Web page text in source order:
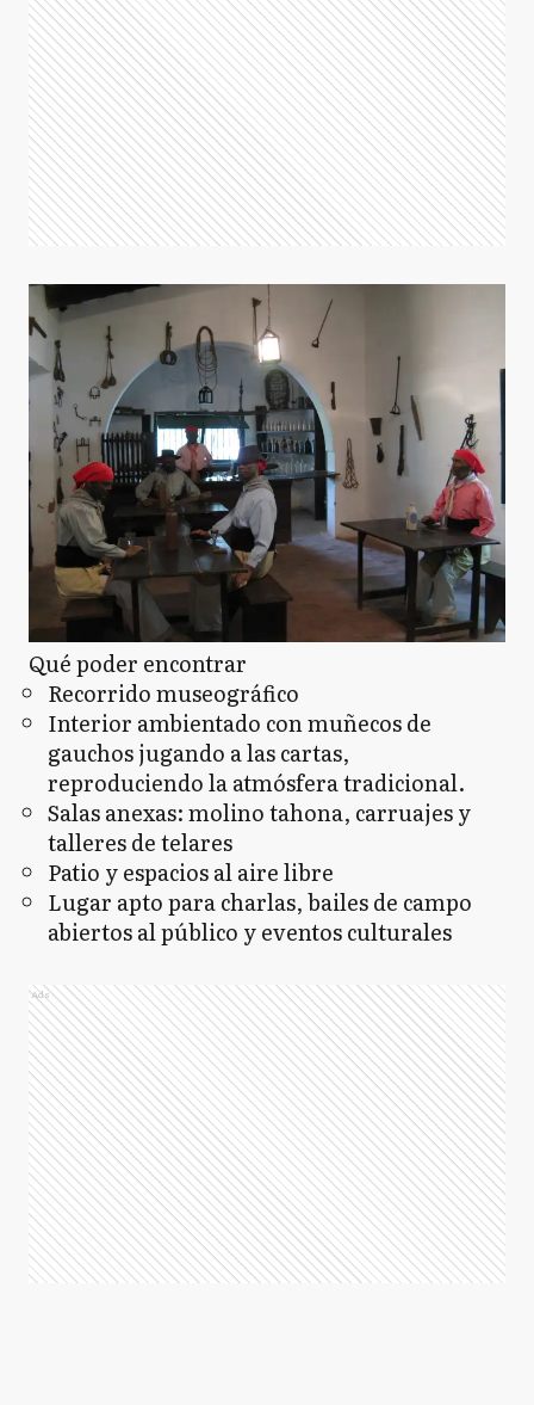
Qué poder encontrar
Recorrido museográfico
Interior ambientado con muñecos de
gauchos jugando a las cartas,
reproduciendo la atmósfera tradicional.
Salas anexas: molino tahona, carruajes y
talleres de telares
Patio y espacios al aire libre
Lugar apto para charlas, bailes de campo
abiertos al público y eventos culturales
Ads